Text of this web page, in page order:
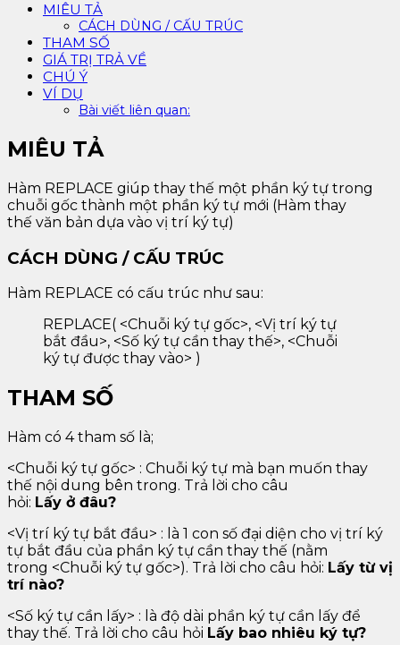
MIÊU TẢ
CÁCH DÙNG / CẤU TRÚC
THAM SỐ
GIÁ TRỊ TRẢ VỀ
CHÚ Ý
VÍ DỤ
Bài viết liên quan:
MIÊU TẢ
Hàm REPLACE giúp thay thế một phần ký tự trong
chuỗi gốc thành một phần ký tự mới (Hàm thay
thế văn bản dựa vào vị trí ký tự)
CÁCH DÙNG / CẤU TRÚC
Hàm REPLACE có cấu trúc như sau:
REPLACE( <Chuỗi ký tự gốc>, <Vị trí ký tự
bắt đầu>, <Số ký tự cần thay thế>, <Chuỗi
ký tự được thay vào> )
THAM SỐ
Hàm có 4 tham số là;
<Chuỗi ký tự gốc> : Chuỗi ký tự mà bạn muốn thay
thế nội dung bên trong. Trả lời cho câu
hỏi: Lấy ở đâu?
<Vị trí ký tự bắt đầu> : là 1 con số đại diện cho vị trí ký
tự bắt đầu của phần ký tự cần thay thế (nằm
trong <Chuỗi ký tự gốc>). Trả lời cho câu hỏi: Lấy từ vị
trí nào?
<Số ký tự cần lấy> : là độ dài phần ký tự cần lấy để
thay thế. Trả lời cho câu hỏi Lấy bao nhiêu ký tự?